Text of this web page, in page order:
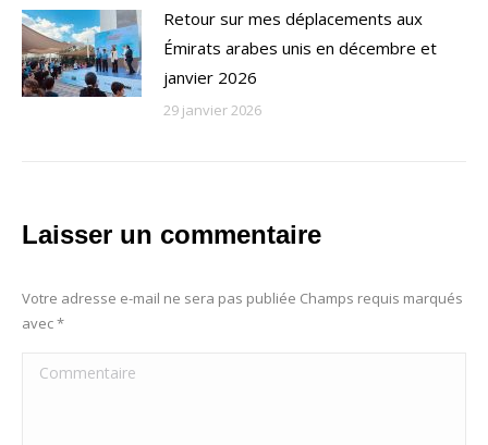
Retour sur mes déplacements aux
Émirats arabes unis en décembre et
janvier 2026
29 janvier 2026
Laisser un commentaire
Votre adresse e-mail ne sera pas publiée Champs requis marqués
avec*
Commentaire